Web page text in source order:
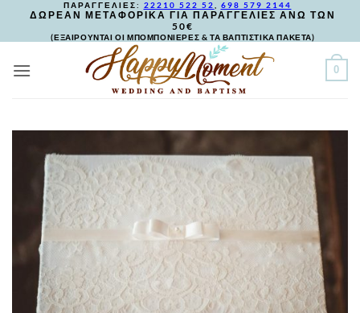
ΠΑΡΑΓΓΕΛΙΕΣ: 22210 522 52 698 579 2144
ΔΩΡΕΑΝ ΜΕΤΑΦΟΡΙΚΑ ΓΙΑ ΠΑΡΑΓΓΕΛΙΕΣ ΑΝΩ ΤΩΝ
50€
(ΕΞΑΙΡΟΥΝΤΑΙ ΟΙ ΜΠΟΜΠΟΝΙΕΡΕΣ & ΤΑ ΒΑΠΤΙΣΤΙΚΑ ΠΑΚΕΤΑ)
0